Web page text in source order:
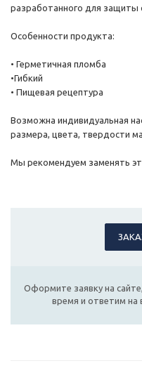
разработанного для защиты
Особенности продукта:
• Герметичная пломба
•Гибкий
• Пищевая рецептура
Возможна индивидуальная
размера, цвета, твердости
Мы рекомендуем заменять
Оформите заявку на
время и ответим на